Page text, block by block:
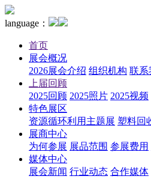
language：
首页
展会概况
2026展会介绍 组织机构 联系
上届回顾
2025回顾 2025照片 2025视频
特色展区
资源循环利用主题展 塑料回
展商中心
为何参展 展品范围 参展费用
媒体中心
展会新闻 行业动态 合作媒体